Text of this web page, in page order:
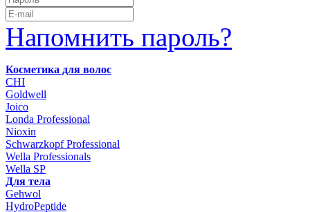
Напомнить пароль?
Косметика для волос
CHI
Goldwell
Joico
Londa Professional
Nioxin
Schwarzkopf Professional
Wella Professionals
Wella SP
Для тела
Gehwol
HydroPeptide